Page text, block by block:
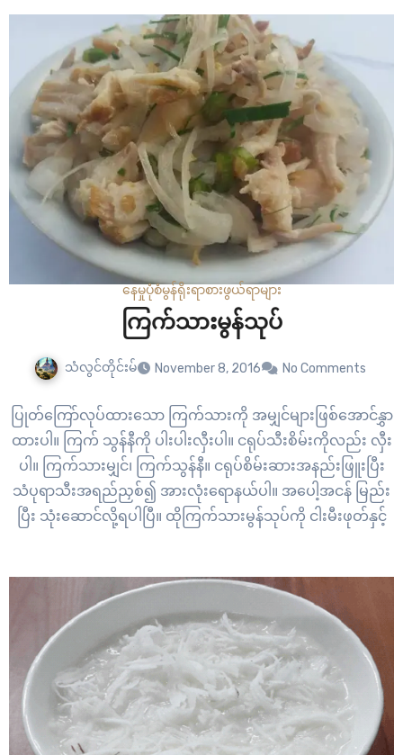
နေမှုပုံစံမွန်ရိုးရာစားဖွယ်ရာများ
ကြက်သားမွန်သုပ်
သံလွင်တိုင်းမ် November 8, 2016 No Comments
ပြုတ်ကြော်လုပ်ထားသော ကြက်သားကို အမျှင်များဖြစ်အောင်နွှာ
ထားပါ။ ကြက် သွန်နီကို ပါးပါးလှီးပါ။ ငရုပ်သီးစိမ်းကိုလည်း လှီး
ပါ။ ကြက်သားမျှင်၊ ကြက်သွန်နီ။ ငရုပ်စိမ်းဆားအနည်းဖြူးပြီး
သံပုရာသီးအရည်ညှစ်၍ အားလုံးရောနယ်ပါ။ အပေါ့အငန် မြည်း
ပြီး သုံးဆောင်လို့ရပါပြီ။ ထိုကြက်သားမွန်သုပ်ကို ငါးမီးဖုတ်နှင့်